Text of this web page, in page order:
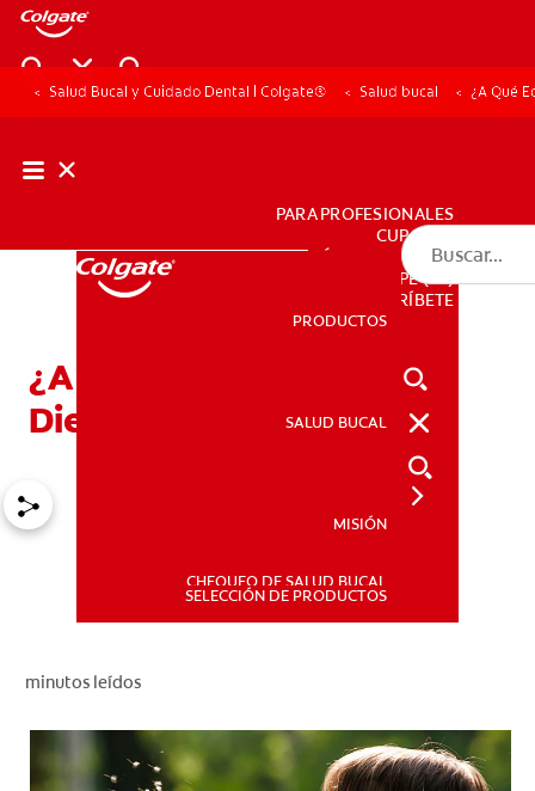
PRODUCTOS
PARA PROFESIONALES
CUPONES
DÓNDE COMPRAR
PE (ES)
SUSCRÍBETE
PRODUCTOS
SALUD BUCAL
MISIÓN
CHEQUEO DE SALUD BUCAL
SELECCIÓN DE PRODUCTOS
Salud Bucal y Cuidado Dental | Colgate® Salud bucal ¿A Qué
¿A Qué Edad Se Caen Los
Dientes De Los Niños?
minutos leídos